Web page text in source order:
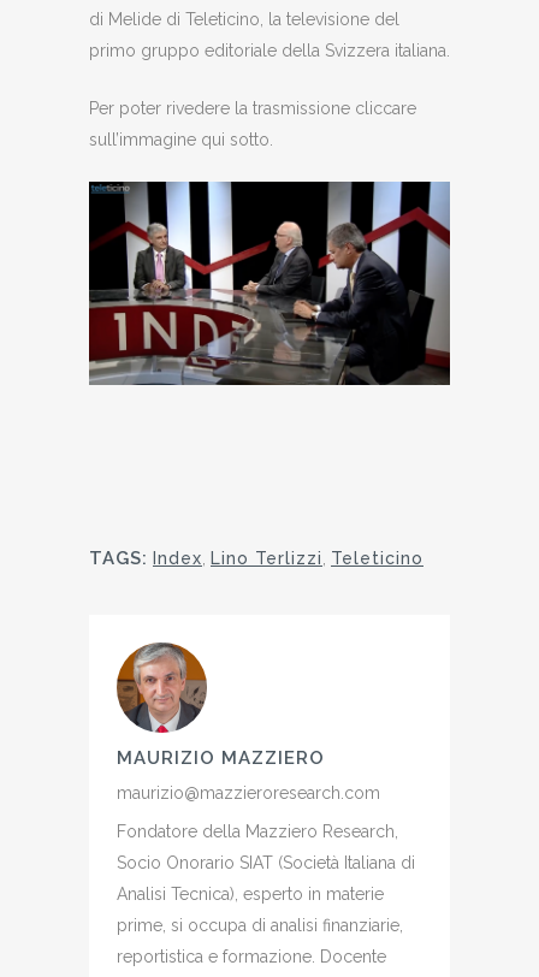
di Melide di Teleticino, la televisione del
primo gruppo editoriale della Svizzera italiana.
Per poter rivedere la trasmissione cliccare
sull’immagine qui sotto.
TAGS: Index Lino Terlizzi Teleticino
MAURIZIO MAZZIERO
maurizio@mazzieroresearch.com
Fondatore della Mazziero Research,
Socio Onorario SIAT (Società Italiana di
Analisi Tecnica), esperto in materie
prime, si occupa di analisi finanziarie,
reportistica e formazione. Docente